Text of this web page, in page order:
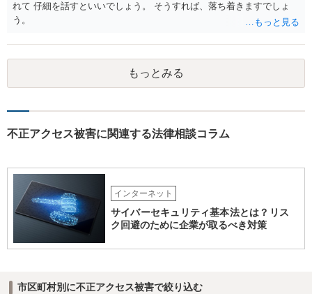
れて 仔細を話すといいでしょう。 そうすれば、落ち着きますでしょ
う。
もっとみる
不正アクセス被害に関連する法律相談コラム
インターネット
サイバーセキュリティ基本法とは？リス
ク回避のために企業が取るべき対策
市区町村別に不正アクセス被害で絞り込む